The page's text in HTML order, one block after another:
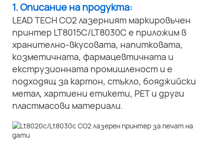
1. Описание на продукта:
LEAD TECH CO2 лазерният маркировъчен
принтер LT8015C/LT8030C е приложим в
хранително-вкусовата, напитковата,
козметичната, фармацевтичната и
екструзионната промишленост и е
подходящ за картон, стъкло, бояджийски
метал, хартиени етикети, PET и други
пластмасови материали.